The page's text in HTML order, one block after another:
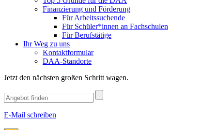
Finanzierung und Förderung
Für Arbeitssuchende
Für Schüler*innen an Fachschulen
Für Berufstätige
Ihr Weg zu uns
Kontaktformular
DAA-Standorte
Jetzt den nächsten großen Schritt wagen.
E-Mail schreiben